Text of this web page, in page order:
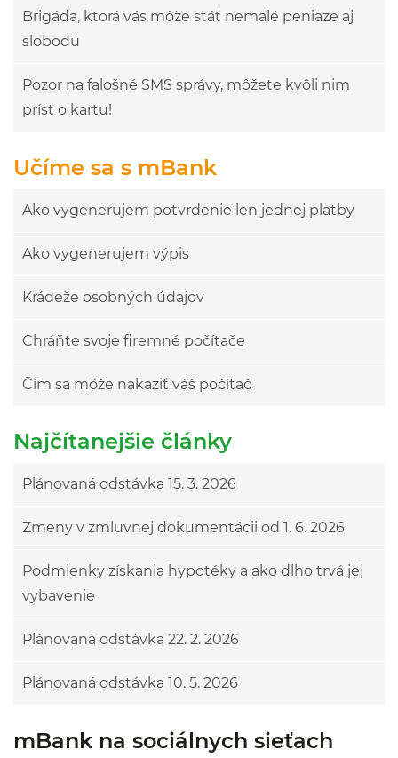
Brigáda, ktorá vás môže stáť nemalé peniaze aj
slobodu
Pozor na falošné SMS správy, môžete kvôli nim
prísť o kartu!
Učíme sa s mBank
Ako vygenerujem potvrdenie len jednej platby
Ako vygenerujem výpis
Krádeže osobných údajov
Chráňte svoje firemné počítače
Čím sa môže nakaziť váš počítač
Najčítanejšie články
Plánovaná odstávka 15. 3. 2026
Zmeny v zmluvnej dokumentácii od 1. 6. 2026
Podmienky získania hypotéky a ako dlho trvá jej
vybavenie
Plánovaná odstávka 22. 2. 2026
Plánovaná odstávka 10. 5. 2026
mBank na sociálnych sieťach